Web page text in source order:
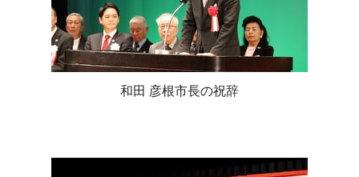
和田 彦根市長の祝辞